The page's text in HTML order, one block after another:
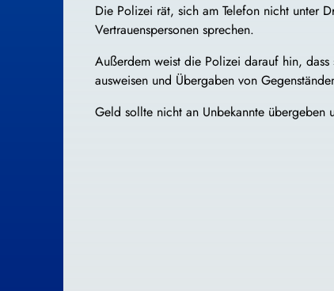
Die Polizei rät, sich am Telefon nicht unter
Vertrauenspersonen sprechen.
Außerdem weist die Polizei darauf hin,
ausweisen und Übergaben von
Geld sollte nicht an Unbekannte übergeben